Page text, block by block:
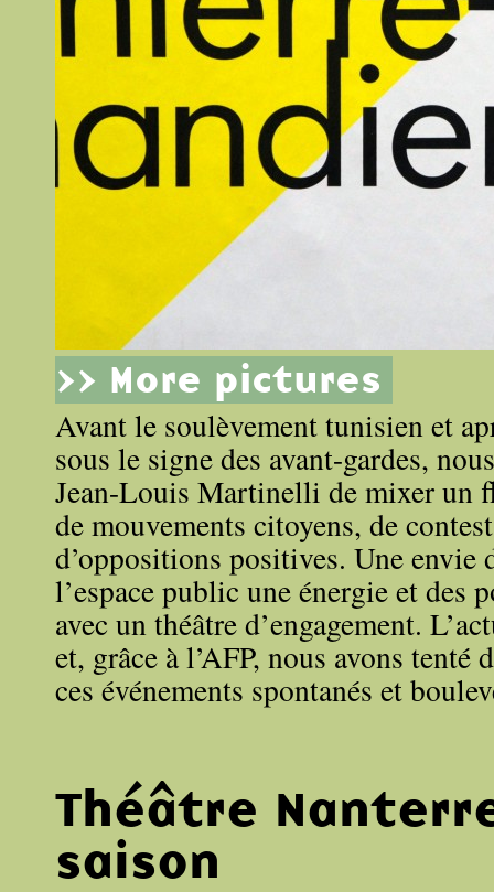
>> More pictures
Avant le soulèvement tunisien et
sous le signe des avant-gardes,
Jean-Louis Martinelli de mixer un
de mouvements citoyens, de
d’oppositions positives. Une envie
l’espace public une énergie et des
avec un théâtre d’engagement.
et, grâce à l’AFP, nous avons tenté
ces événements spontanés et
Théâtre
saison